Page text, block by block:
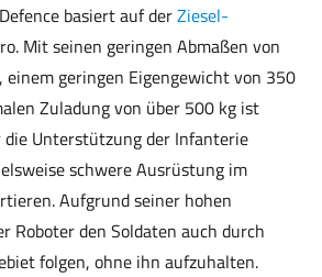
basiert auf derZiesel-
Mit seinen geringen Abmaßen von
einem geringen Eigengewicht von 350
Zuladung von über 500 kg ist
die Unterstützung der Infanterie
schwere Ausrüstung im
Aufgrund seiner hohen
Roboter den Soldaten auch durch
folgen, ohne ihn aufzuhalten.